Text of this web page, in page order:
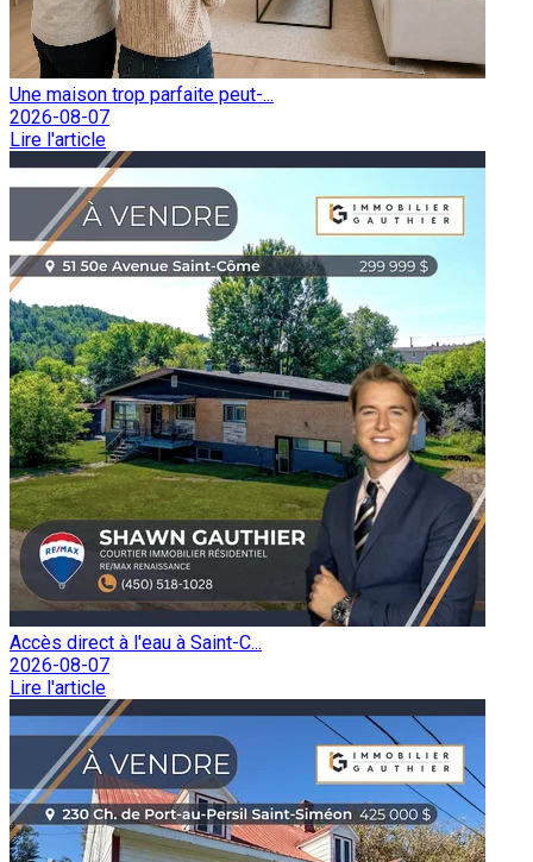
Une maison trop parfaite peut-...
2026-08-07
Lire l'article
Accès direct à l'eau à Saint-C...
2026-08-07
Lire l'article